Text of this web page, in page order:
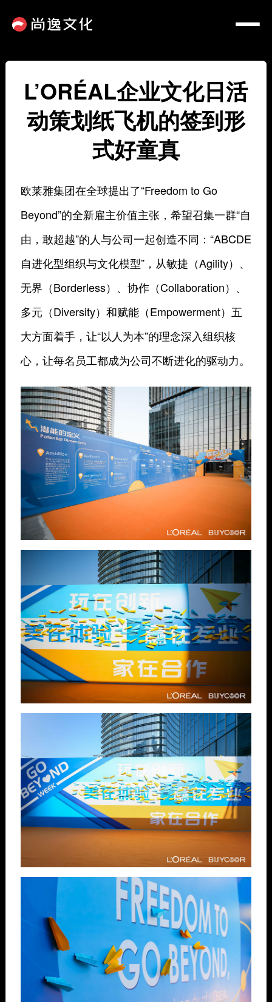
L’ORÉAL企业文化日活
动策划纸飞机的签到形
式好童真
欧莱雅集团在全球提出了“Freedom to Go
Beyond”的全新雇主价值主张，希望召集一群“自
由，敢超越”的人与公司一起创造不同：“ABCDE
自进化型组织与文化模型”，从敏捷（Agility）、
无界（Borderless）、协作（Collaboration）、
多元（Diversity）和赋能（Empowerment）五
大方面着手，让“以人为本”的理念深入组织核
心，让每名员工都成为公司不断进化的驱动力。